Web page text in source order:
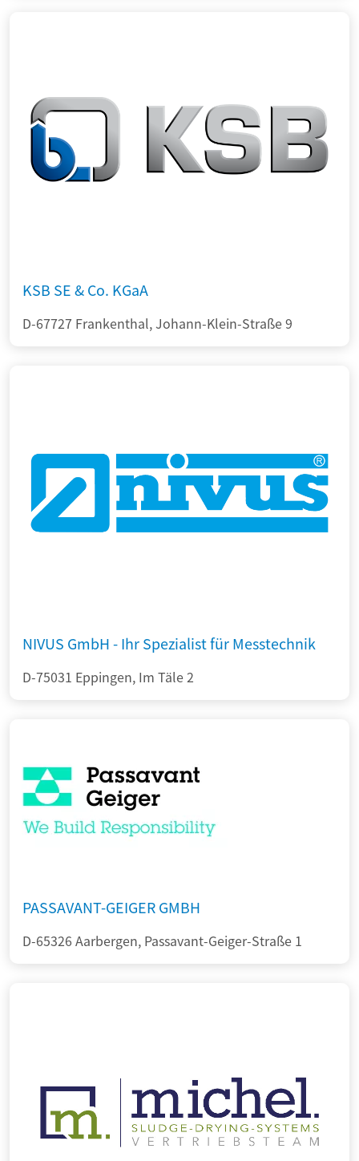
KSB SE & Co. KGaA
D-67727 Frankenthal, Johann-Klein-Straße 9
NIVUS GmbH - Ihr Spezialist für Messtechnik
D-75031 Eppingen, Im Täle 2
PASSAVANT-GEIGER GMBH
D-65326 Aarbergen, Passavant-Geiger-Straße 1